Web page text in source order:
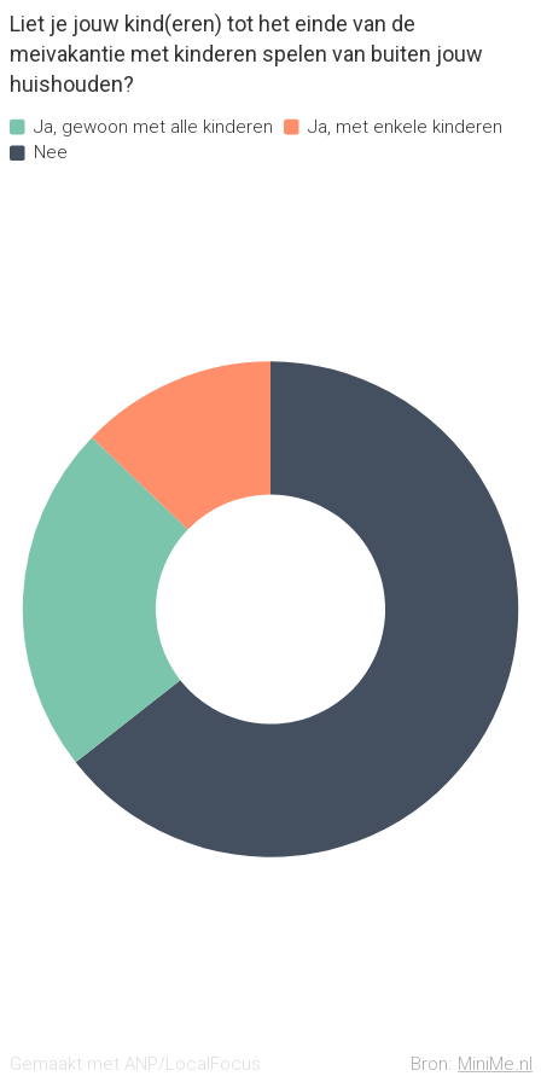
Liet je jouw kind(eren) tot het einde van de
meivakantie met kinderen spelen van buiten jouw
huishouden?
Ja, gewoon met alle kinderen Ja, met enkele kinderen
Nee
Bron: MiniMe.nl
Gemaakt met ANP/LocalFocus